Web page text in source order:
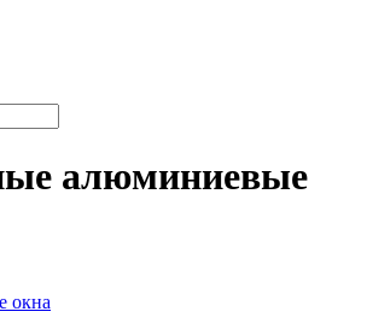
алюминиевые
окна